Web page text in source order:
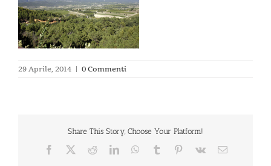
29 Aprile, 2014 | 0 Commenti
Share This Story, Choose Your Platform!
Facebook RedditLinkedInWhatsApp
Tumblr Pinterest
Vk Email